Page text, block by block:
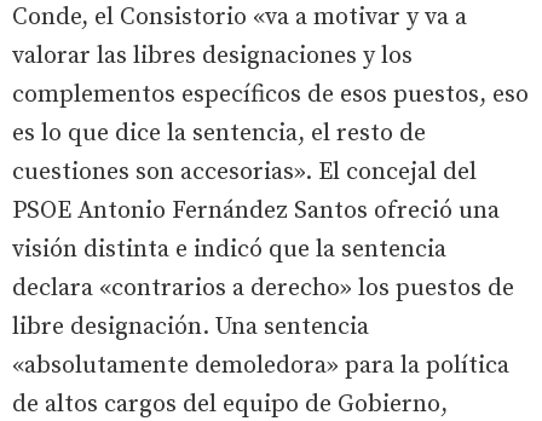
Conde, el Consistorio «va a motivar y va a
valorar las libres designaciones y los
complementos específicos de esos puestos, eso
es lo que dice la sentencia, el resto de
cuestiones son accesorias». El concejal del
PSOE Antonio Fernández Santos ofreció una
visión distinta e indicó que la sentencia
declara «contrarios a derecho» los puestos de
libre designación. Una sentencia
«absolutamente demoledora» para la política
de altos cargos del equipo de Gobierno,